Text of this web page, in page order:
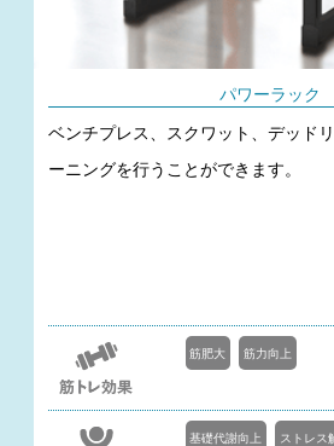
パワーラック
ベンチプレス、スクワット、デッド
ーニングを行うことができます。
筋肥大 筋力向上
基礎代謝向上 ストレス